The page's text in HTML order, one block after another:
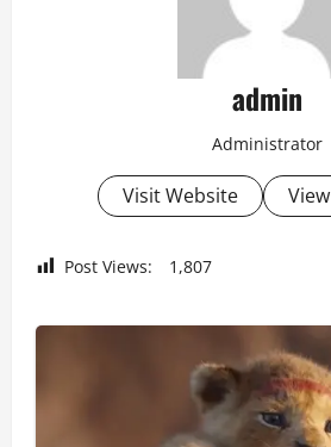
admin
Administrator
Visit Website
Post Views: 1,807